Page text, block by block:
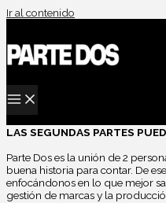
Ir al contenido
LAS SEGUNDAS PARTES
Parte Dos es la unión de 2
buena historia para contar. De
enfocándonos en lo que mejor
gestión de marcas y la